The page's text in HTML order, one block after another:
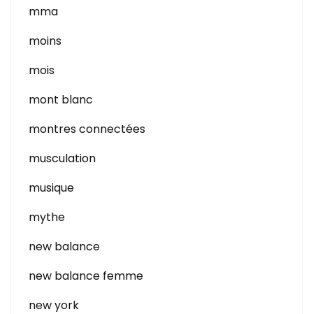
mma
moins
mois
mont blanc
montres connectées
musculation
musique
mythe
new balance
new balance femme
new york